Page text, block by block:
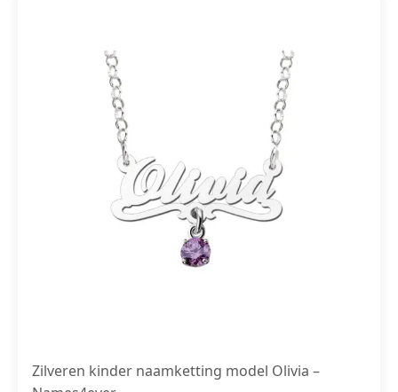
Zilveren kinder naamketting model Olivia –